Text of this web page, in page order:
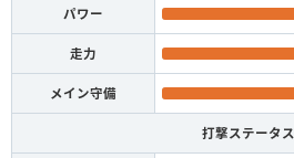
パワー
走力
メイン守備
打撃ステータス